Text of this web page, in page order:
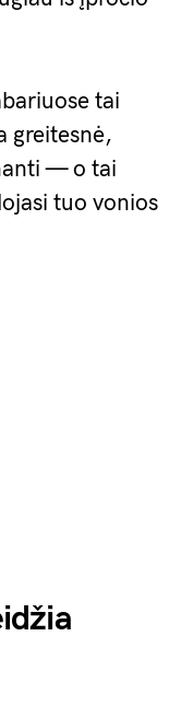
tai
greitesnė,
— o tai
tuo vonios